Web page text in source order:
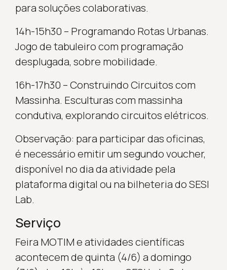
para soluções colaborativas.
14h-15h30 – Programando Rotas Urbanas.
Jogo de tabuleiro com programação
desplugada, sobre mobilidade.
16h-17h30 – Construindo Circuitos com
Massinha. Esculturas com massinha
condutiva, explorando circuitos elétricos.
Observação: para participar das oficinas,
é necessário emitir um segundo voucher,
disponível no dia da atividade pela
plataforma digital ou na bilheteria do SESI
Lab.
Serviço
Feira MOTIM e atividades científicas
acontecem de quinta (4/6) a domingo